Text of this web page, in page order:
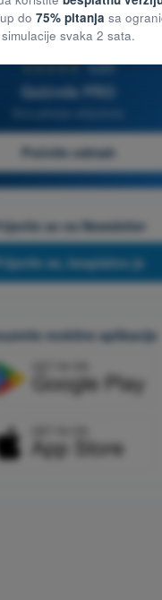
PRO
★★★★★ 4,6/5
Quizvds PRO
Počnite odmah
se na Newsletter
se, besplatno je
mobilne aplikacije
do 75% pitanja sa
simulacije svaka 2 sata.